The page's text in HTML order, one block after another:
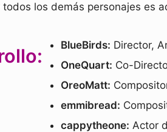
todos los demás personajes es
BlueBirds: Director,
OneQuart: Co-
OreoMatt:
emmibread:
cappytheone: Actor